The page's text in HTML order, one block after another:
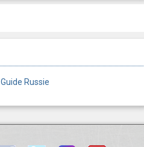
Guide Russie